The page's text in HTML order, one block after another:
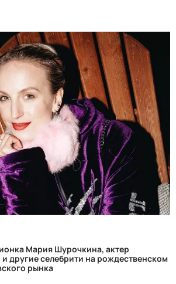
Мария Шурочкина, актер
другие селебрити на рождественском
рынка